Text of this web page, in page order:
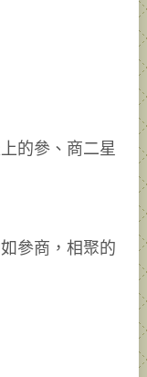
的參、商二星
參商，相聚的